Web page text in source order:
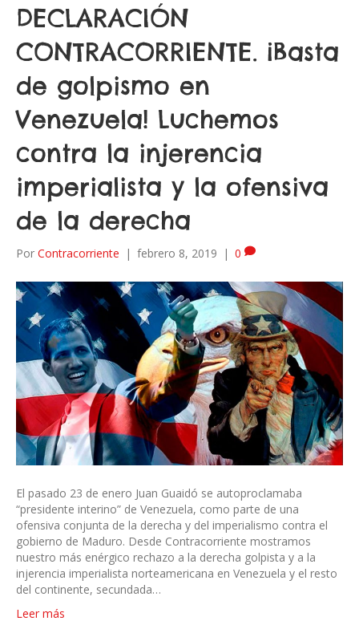
DECLARACIÓN
CONTRACORRIENTE. ¡Basta
de golpismo en
Venezuela! Luchemos
contra la injerencia
imperialista y la ofensiva
de la derecha
Por Contracorriente | febrero 8, 2019 | 0
El pasado 23 de enero Juan Guaidó se autoproclamaba
“presidente interino” de Venezuela, como parte de una
ofensiva conjunta de la derecha y del imperialismo contra el
gobierno de Maduro. Desde Contracorriente mostramos
nuestro más enérgico rechazo a la derecha golpista y a la
injerencia imperialista norteamericana en Venezuela y el resto
del continente, secundada…
Leer más